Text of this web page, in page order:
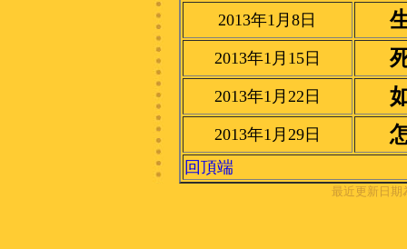
2013年1月8日
2013年1月15日
2013年1月22日
2013年1月29日
回頂端
最近更新日